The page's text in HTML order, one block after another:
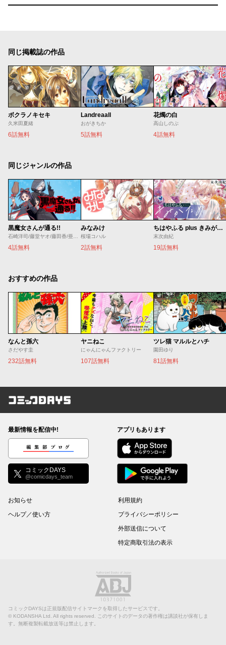
同じ掲載誌の作品
ボクラノキセキ
久米田夏緒
6話無料
Landreaall
おがきちか
5話無料
花燭の白
高山しのぶ
4話無料
同じジャンルの作品
黒魔女さんが通る!!
石崎洋司/藤堂ヤオ/藤田香/亜沙美
4話無料
みなみけ
桜場コハル
2話無料
ちはやふる plus きみがため
末次由紀
19話無料
おすすめの作品
なんと孫六
さだやす圭
232話無料
ヤニねこ
にゃんにゃんファクトリー
107話無料
ツレ猫 マルルとハチ
園田ゆり
81話無料
コミックDAYS
最新情報を配信中!
編集部ブログ
コミックDAYS
@comicdays_team
アプリもあります
お知らせ
ヘルプ／使い方
利用規約
プライバシーポリシー
外部送信について
特定商取引法の表示
コミックDAYSは正規版配信サイトマークを取得したサービスです。
© KODANSHA Ltd. All rights reserved. このサイトのデータの著作権は講談社が保有しま
す。無断複製転載放送等は禁止します。